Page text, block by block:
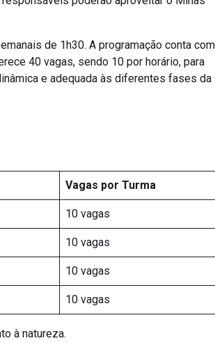
de 1h30. A programação conta com
40 vagas, sendo 10 por horário, para
e adequada às diferentes fases da
Vagas por Turma
10 vagas
10 vagas
10 vagas
10 vagas
à natureza.